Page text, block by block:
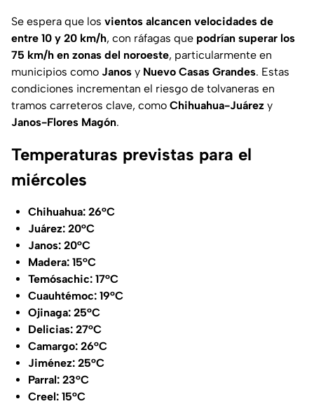
Se espera que los vientos alcancen velocidades de
entre 10 y 20 km/h, con ráfagas que podrían superar los
75 km/h en zonas del noroeste, particularmente en
municipios como Janos y Nuevo Casas Grandes. Estas
condiciones incrementan el riesgo de tolvaneras en
tramos carreteros clave, como Chihuahua-Juárez y
Janos-Flores Magón.
Temperaturas previstas para el
miércoles
Chihuahua: 26°C
Juárez: 20°C
Janos: 20°C
Madera: 15°C
Temósachic: 17°C
Cuauhtémoc: 19°C
Ojinaga: 25°C
Delicias: 27°C
Camargo: 26°C
Jiménez: 25°C
Parral: 23°C
Creel: 15°C